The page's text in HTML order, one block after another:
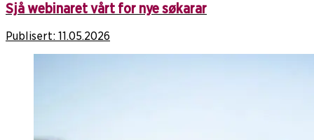
Sjå webinaret vårt for nye søkarar
Publisert: 11.05.2026